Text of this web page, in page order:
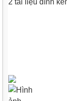
2 tài liệu đính